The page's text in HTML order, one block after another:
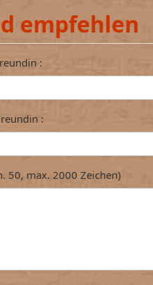
empfehlen
:
:
50, max. 2000 Zeichen)